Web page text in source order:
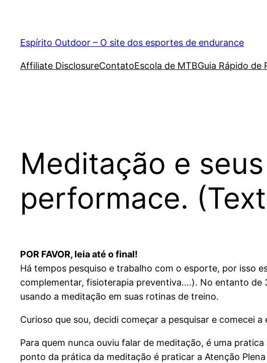
Espírito Outdoor – O site dos esportes de endurance
Affiliate DisclosureContatoEscola de MTBGuia Rápido de
Meditação e
performace.
POR FAVOR, leia até o final!
Há tempos pesquiso e trabalho com o esporte, por isso
complementar, fisioterapia preventiva….). No entanto de
usando a meditação em suas rotinas de treino.
Curioso que sou, decidi começar a pesquisar e comecei
Para quem nunca ouviu falar de meditação, é uma
ponto da prática da meditação é praticar a Atenção